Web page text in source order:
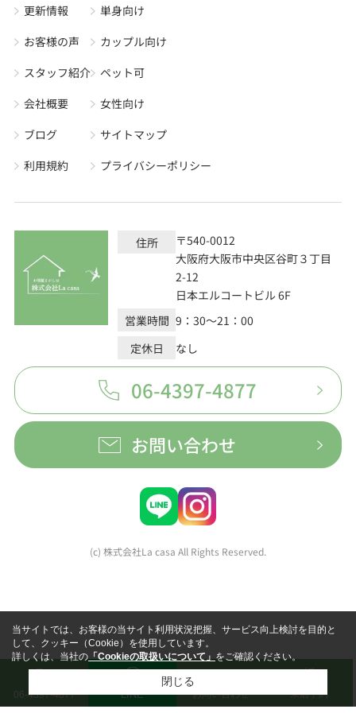
更新情報
お客様の声
スタッフ紹介
会社概要
ブログ
利用規約
単身向け
カップル向け
ペット可
女性向け
サイトマップ
プライバシーポリシー
住所
〒540-0012
大阪府大阪市中央区谷町３丁目
2-12
日本エルコートビル 6F
営業時間 9：30～21：00
定休日
なし
06-4397-4877
お問い合わせ
(c) 株式会社La casa All Rights Reserved.
06-4397-4877 LINE お問い合わせ 来店予約
当サイトでは、お客様の当サイト利用状況把握、サービス向上検討を目的と
して、クッキー（Cookie）を使用しています。
詳しくは、当社の「Cookieの取扱いについて」をご確認ください。
閉じる